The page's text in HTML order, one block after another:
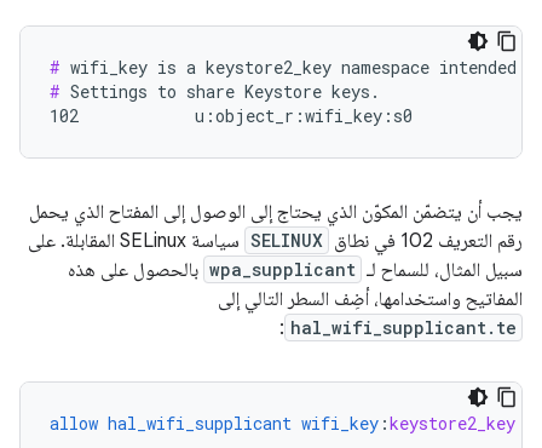
#
# Settings to share Keystore keys.
102            u:object_r:wifi_key:s0
يجب أن يتضمّن المكوّن الذي يحتاج إلى الوصول إلى المفتاح الذي يحمل
رقم التعريف 102 في نطاق
SELINUX
سياسة SELinux المقابلة. على
سبيل المثال، للسماح لـ wpa_supplicant بالحصول على هذه
المفاتيح واستخدامها، أضِف السطر التالي إلى
hal_wifi_supplicant.te
:
allow hal_wifi_supplicant wifi_key :keystore2_key